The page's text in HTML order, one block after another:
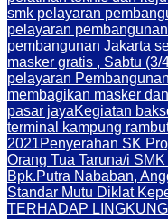
smk pelayaran
pelayaran
pembangunan Jakarta
masker gratis , Sabtu (3/
pelayaran
membagikan masker
pasar jayaKegiatan
terminal kampung
2021Penyerahan SK
Orang Tua Taruna/i
Bpk.Putra Nababan,
Standar Mutu Diklat
TERHADAP